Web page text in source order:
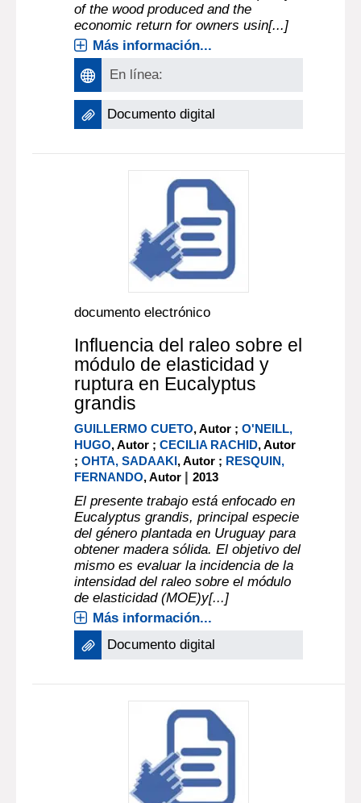
of the wood produced and the
economic return for owners usin[...]
Más información...
En línea:
Documento digital
documento electrónico
Influencia del raleo sobre el
módulo de elasticidad y
ruptura en Eucalyptus
grandis
GUILLERMO CUETO, Autor ;O'NEILL,
HUGO, Autor ;CECILIA RACHID, Autor
;OHTA, SADAAKI, Autor ; RESQUIN,
FERNANDO, Autor |2013
El presente trabajo está enfocado en
Eucalyptus grandis, principal especie
del género plantada en Uruguay para
obtener madera sólida. El objetivo del
mismo es evaluar la incidencia de la
intensidad del raleo sobre el módulo
de elasticidad (MOE)y[...]
Más información...
Documento digital